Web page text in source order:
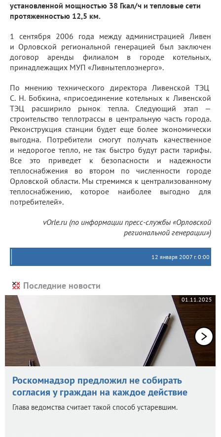
установленной мощностью 38 Гкал/ч и тепловые сети
протяженностью 12,5 км.
1 сентября 2006 года между администрацией Ливен
и Орловской региональной генерацией был заключен
договор аренды филиалом в городе котельных,
принадлежащих МУП «Ливнытеплоэнерго».
По мнению технического директора Ливенской ТЭЦ
С. Н. Бобкина, «присоединение котельных к Ливенской
ТЭЦ расширило рынок тепла. Следующий этап —
строительство теплотрассы в центральную часть города.
Реконструкция станции будет еще более экономически
выгодна. Потребители смогут получать качественное
и недорогое тепло, не так быстро будут расти тарифы.
Все это приведет к безопасности и надежности
теплоснабжения во втором по численности городе
Орловской области. Мы стремимся к централизованному
теплоснабжению, которое наиболее выгодно для
потребителей».
vOrle.ru (по информации пресс-службы «Орловской
региональной генерации»)
12 января 2007 г. 0:00
Последние новости
01.11.2025
Роскомнадзор предложил не собирать
согласия у граждан на каждое действие
Глава ведомства считает такой способ устаревшим.